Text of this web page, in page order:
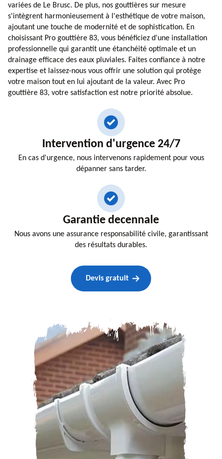
variées de Le Brusc. De plus, nos gouttières sur mesure
s'intègrent harmonieusement à l'esthétique de votre maison,
ajoutant une touche de modernité et de sophistication. En
choisissant Pro gouttière 83, vous bénéficiez d'une installation
professionnelle qui garantit une étanchéité optimale et un
drainage efficace des eaux pluviales. Faites confiance à notre
expertise et laissez-nous vous offrir une solution qui protège
votre maison tout en lui ajoutant de la valeur. Avec Pro
gouttière 83, votre satisfaction est notre priorité absolue.
Intervention d'urgence 24/7
En cas d'urgence, nous intervenons rapidement pour vous
dépanner sans tarder.
Garantie decennale
Nous avons une assurance responsabilité civile, garantissant
des résultats durables.
Devis gratuit